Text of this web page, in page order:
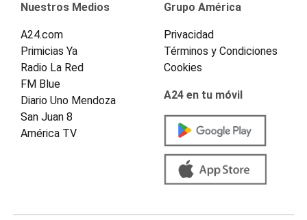
Nuestros Medios
A24.com
Primicias Ya
Radio La Red
FM Blue
Diario Uno Mendoza
San Juan 8
América TV
Grupo América
Privacidad
Términos y Condiciones
Cookies
A24 en tu móvil